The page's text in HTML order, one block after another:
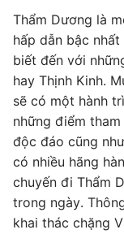
Thẩm Dương là
hấp dẫn bậc
biết đến với
hay Thịnh Kinh.
sẽ có một hành
những điểm
độc đáo cũng
có nhiều hãng
chuyến đi Thẩm
trong ngày.
khai thác chặng